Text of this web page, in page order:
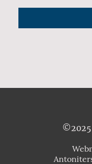
©2025